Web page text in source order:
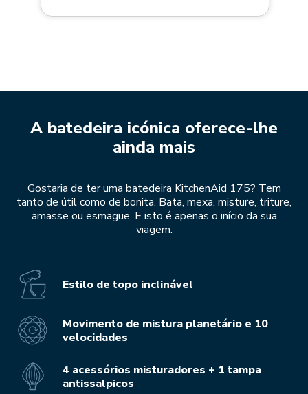
A batedeira icónica oferece-lhe
ainda mais
Gostaria de ter uma batedeira KitchenAid 175? Tem
tanto de útil como de bonita. Bata, mexa, misture, triture,
amasse ou esmague. E isto é apenas o início da sua
viagem.
Estilo de topo inclinável
Movimento de mistura planetário e 10
velocidades
4 acessórios misturadores + 1 tampa
antissalpicos